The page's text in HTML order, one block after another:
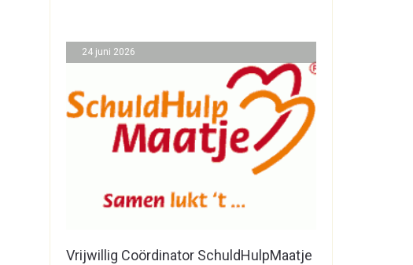
Vrijwillig Coördinator SchuldHulpMaatje
24 juni 2026